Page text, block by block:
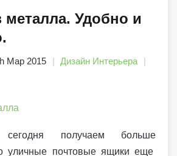
металла. Удобно и
Мар 2015
Дизайн Интерьера
получаем больше
уличные почтовые ящики еще